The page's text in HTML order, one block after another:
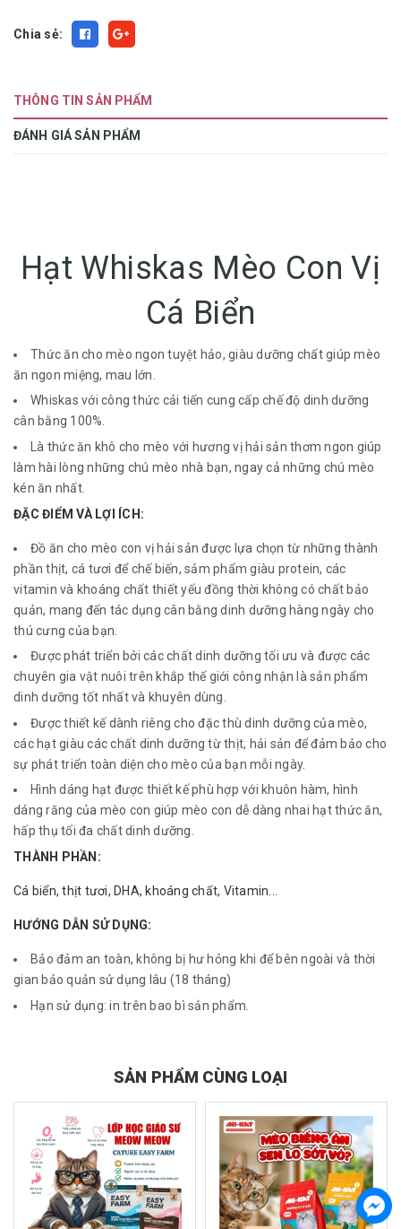
Chia sẻ:
THÔNG TIN SẢN PHẨM
ĐÁNH GIÁ SẢN PHẨM
Hạt Whiskas Mèo Con Vị
Cá Biển
Thức ăn cho mèo ngon tuyệt hảo, giàu dưỡng chất giúp mèo
ăn ngon miệng, mau lớn.
Whiskas với công thức cải tiến cung cấp chế độ dinh dưỡng
cân bằng 100%.
Là thức ăn khô cho mèo với hương vị hải sản thơm ngon giúp
làm hài lòng những chú mèo nhà bạn, ngay cả những chú mèo
kén ăn nhất.
ĐẶC ĐIỂM VÀ LỢI ÍCH:
Đồ ăn cho mèo con vị hải sản được lựa chọn từ những thành
phần thịt, cá tươi để chế biến, sảm phẩm giàu protein, các
vitamin và khoáng chất thiết yếu đồng thời không có chất bảo
quản, mang đến tác dụng cân bằng dinh dưỡng hàng ngày cho
thú cưng của bạn.
Được phát triển bởi các chất dinh dưỡng tối ưu và được các
chuyên gia vật nuôi trên khắp thế giới công nhận là sản phẩm
dinh dưỡng tốt nhất và khuyên dùng.
Được thiết kế dành riêng cho đặc thù dinh dưỡng của mèo,
các hạt giàu các chất dinh dưỡng từ thịt, hải sản để đảm bảo cho
sự phát triển toàn diện cho mèo của bạn mỗi ngày.
Hình dáng hạt được thiết kế phù hợp với khuôn hàm, hình
dáng răng của mèo con giúp mèo con dễ dàng nhai hạt thức ăn,
hấp thụ tối đa chất dinh dưỡng.
THÀNH PHẦN:
Cá biển, thịt tươi, DHA, khoáng chất, Vitamin...
HƯỚNG DẪN SỬ DỤNG:
Bảo đảm an toàn, không bị hư hỏng khi để bên ngoài và thời
gian bảo quản sử dụng lâu (18 tháng)
Hạn sử dụng: in trên bao bì sản phẩm.
SẢN PHẨM CÙNG LOẠI